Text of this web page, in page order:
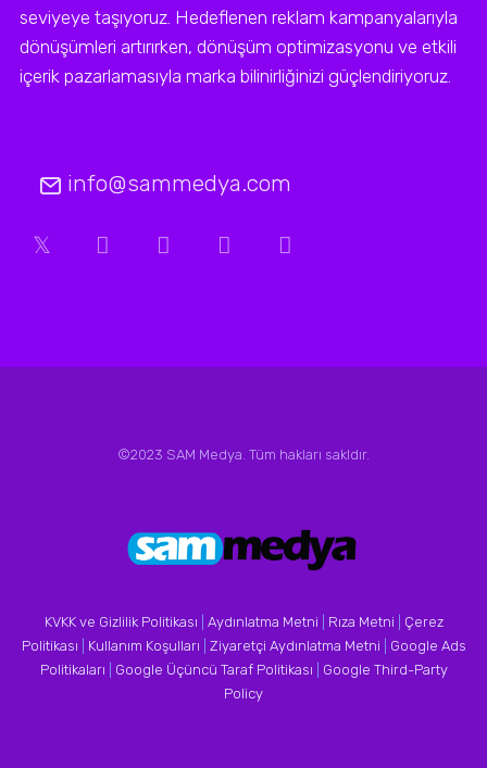
seviyeye taşıyoruz. Hedeflenen reklam kampanyalarıyla
dönüşümleri artırırken, dönüşüm optimizasyonu ve etkili
içerik pazarlamasıyla marka bilinirliğinizi güçlendiriyoruz.
info@sammedya.com
©2023 SAM Medya. Tüm hakları sakldır.
KVKK ve Gizlilik Politikası Aydınlatma Metni Rıza Metni
Çerez
Politikası
Kullanım Koşulları Ziyaretçi Aydınlatma Metni
Google Ads
Politikaları
Google Üçüncü Taraf Politikası
Google Third-Party
Policy